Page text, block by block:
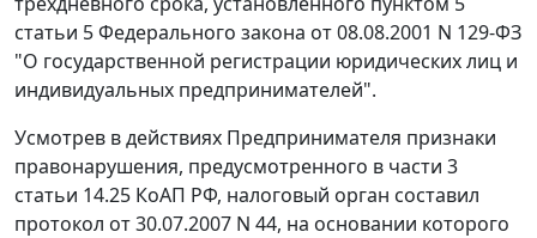
статьи 5Федерального закона от 08.08.2001 N 129-ФЗ
"О государственной регистрации юридических лиц и
индивидуальных предпринимателей".
Усмотрев в действиях Предпринимателя признаки
правонарушения, предусмотренного в части 3
статьи 14.25 КоАП РФ, налоговый орган составил
протокол от 30.07.2007 N 44, на основании которого